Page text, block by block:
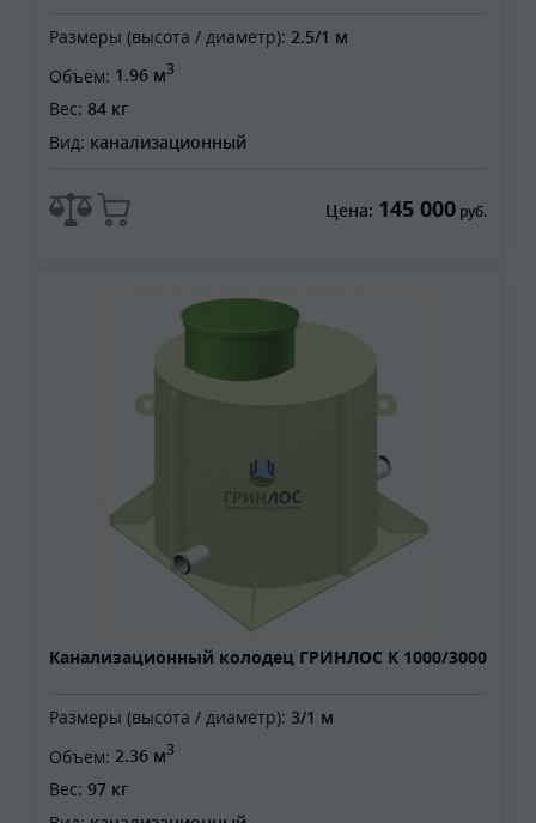
Размеры (высота / диаметр): 2.5/1 м
Объем: 1.96 м3
Вес: 84 кг
Вид: канализационный
Цена: 145 000 руб.
Канализационный колодец ГРИНЛОС К 1000/3000
Размеры (высота / диаметр): 3/1 м
Объем: 2.36 м3
Вес: 97 кг